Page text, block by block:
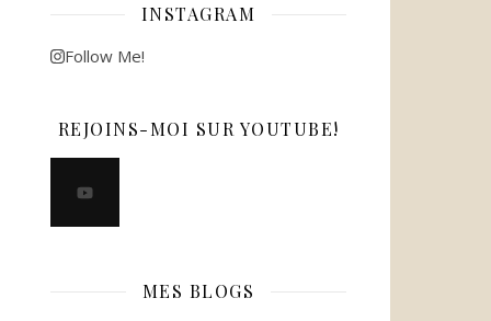
INSTAGRAM
Follow Me!
REJOINS-MOI SUR YOUTUBE!
MES BLOGS